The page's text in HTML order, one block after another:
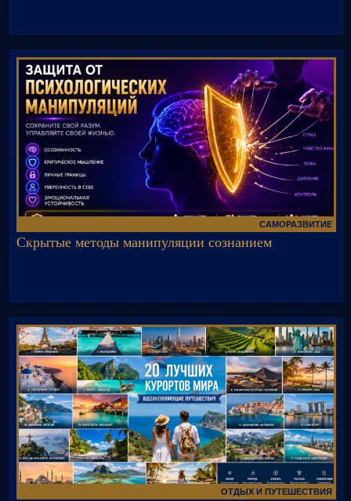
САМОРАЗВИТИЕ
Скрытые методы манипуляции сознанием
ОТДЫХ И ПУТЕШЕСТВИЯ